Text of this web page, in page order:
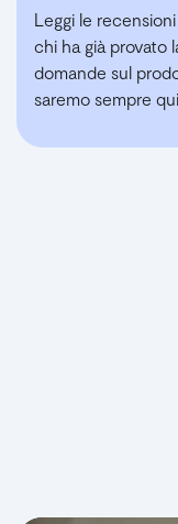
Leggi le
chi ha già provato
domande sul
saremo sempre